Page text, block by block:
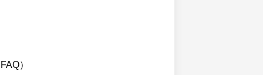
）